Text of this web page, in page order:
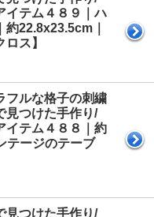
イテム４８９｜ハ
22.8x23.5cm｜
ス】
フルな格子の刺繍
見つけた手作り/
イテム４８８｜約
テージのテーブ
見つけた手作り/